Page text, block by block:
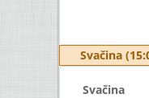
Svačina
Svačina